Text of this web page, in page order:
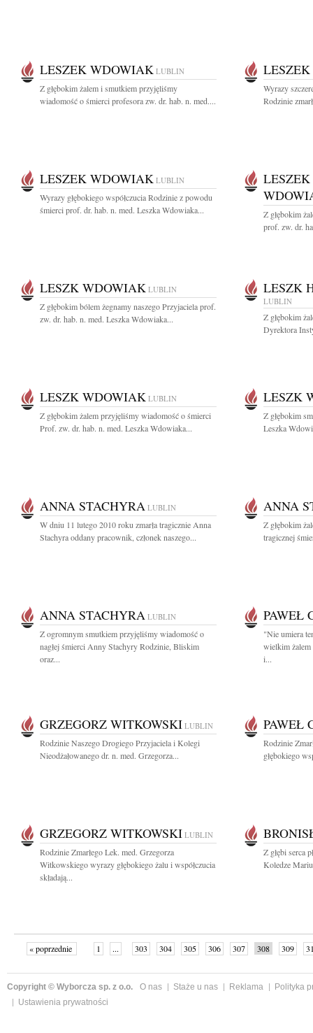
LESZEK WDOWIAK LUBLIN
Z głębokim żalem i smutkiem przyjęliśmy
wiadomość o śmierci profesora zw. dr. hab. n. med....
Wyrazy
Rodzinie
LESZEK WDOWIAK LUBLIN
Wyrazy głębokiego współczucia Rodzinie z powodu
śmierci prof. dr. hab. n. med. Leszka Wdowiaka...
Z głębokim
prof. zw. dr.
LESZK WDOWIAK LUBLIN
Z głębokim bólem żegnamy naszego Przyjaciela prof.
zw. dr. hab. n. med. Leszka Wdowiaka...
LESZK
LUBLIN
Z głębokim
Dyrektora
LESZK WDOWIAK LUBLIN
Z głębokim żalem przyjęliśmy wiadomość o śmierci
Prof. zw. dr. hab. n. med. Leszka Wdowiaka...
LESZK
Z głębokim
Leszka
ANNA STACHYRA LUBLIN
W dniu 11 lutego 2010 roku zmarła tragicznie Anna
Stachyra oddany pracownik, członek naszego...
ANNA
Z głębokim
tragicznej
ANNA STACHYRA LUBLIN
Z ogromnym smutkiem przyjęliśmy wiadomość o
nagłej śmierci Anny Stachyry Rodzinie, Bliskim
oraz...
PAWEŁ
"Nie umiera
wielkim żalem
i...
GRZEGORZ WITKOWSKI LUBLIN
Rodzinie Naszego Drogiego Przyjaciela i Kolegi
Nieodżałowanego dr. n. med. Grzegorza...
PAWEŁ
Rodzinie
głębokiego
GRZEGORZ WITKOWSKI LUBLIN
Rodzinie Zmarłego Lek. med. Grzegorza
Witkowskiego wyrazy głębokiego żalu i współczucia
składają...
Z głębi serca
Koledze
« poprzednie 1 ... 303 304 305 306 307 308 309
Copyright © Wyborcza sp. z o.o. O nas Staże u nas Reklama
Polityka
Ustawienia prywatności